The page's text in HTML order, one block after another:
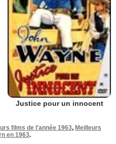
Justice pour un innocent
films de l'année 1963, Meilleurs
en 1963.